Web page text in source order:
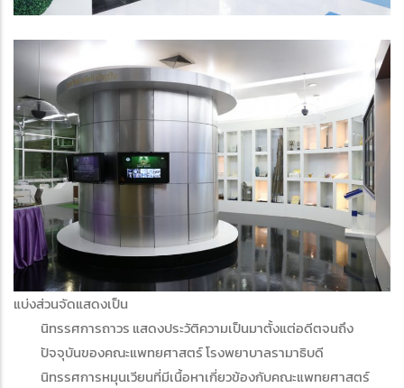
แบ่งส่วนจัดแสดงเป็น
นิทรรศการถาวร แสดงประวัติความเป็นมาตั้งแต่อดีตจนถึง
ปัจจุบันของคณะแพทยศาสตร์ โรงพยาบาลรามาธิบดี
นิทรรศการหมุนเวียนที่มีเนื้อหาเกี่ยวข้องกับคณะแพทยศาสตร์